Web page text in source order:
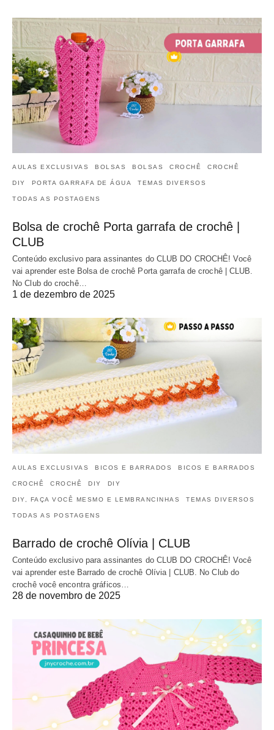
AULAS EXCLUSIVAS BOLSAS BOLSAS CROCHÊ CROCHÊ
DIY PORTA GARRAFA DE ÁGUA TEMAS DIVERSOS
TODAS AS POSTAGENS
Bolsa de crochê Porta garrafa de crochê |
CLUB
Conteúdo exclusivo para assinantes do CLUB DO CROCHÊ! Você
vai aprender este Bolsa de crochê Porta garrafa de crochê | CLUB.
No Club do crochê…
1 de dezembro de 2025
AULAS EXCLUSIVAS BICOS E BARRADOS BICOS E BARRADOS
CROCHÊ CROCHÊ DIY DIY
DIY, FAÇA VOCÊ MESMO E LEMBRANCINHAS TEMAS DIVERSOS
TODAS AS POSTAGENS
Barrado de crochê Olívia | CLUB
Conteúdo exclusivo para assinantes do CLUB DO CROCHÊ! Você
vai aprender este Barrado de crochê Olívia | CLUB. No Club do
crochê você encontra gráficos…
28 de novembro de 2025